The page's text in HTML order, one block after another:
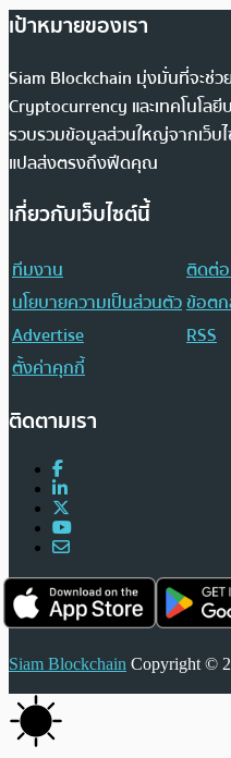
เป้าหมายของเรา
Siam Blockchain มุ่งมั่นที่จะช่ว
Cryptocurrency และเทคโนโล
รวบรวมข้อมูลส่วนใหญ่จากเว็บไ
แปลส่งตรงถึงฟีดคุณ
เกี่ยวกับเว็บไซต์นี้
ทีมงาน
ติดต่อ
นโยบายความเป็นส่วนตัวข้อตก
Advertise
RSS
ตั้งค่าคุกกี้
ติดตามเรา
Siam Blockchain Copyright ©